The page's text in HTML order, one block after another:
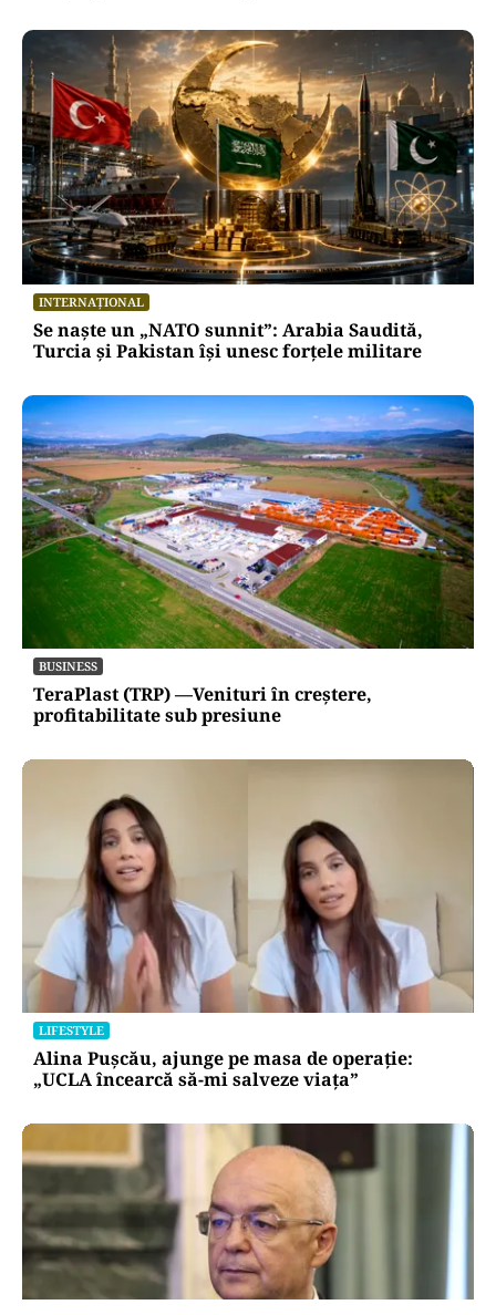
INTERNAȚIONAL
Se naște un „NATO sunnit”: Arabia Saudită,
Turcia și Pakistan își unesc forțele militare
BUSINESS
TeraPlast (TRP) —Venituri în creștere,
profitabilitate sub presiune
LIFESTYLE
Alina Pușcău, ajunge pe masa de operație:
„UCLA încearcă să-mi salveze viața”